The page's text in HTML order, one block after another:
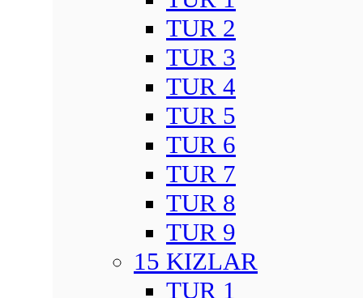
TUR 2
TUR 3
TUR 4
TUR 5
TUR 6
TUR 7
TUR 8
TUR 9
15 KIZLAR
TUR 1